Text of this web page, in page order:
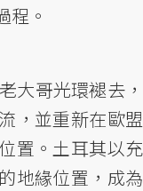
程。
大哥光環褪去，
，並重新在歐盟
置。土耳其以充
地緣位置，成為